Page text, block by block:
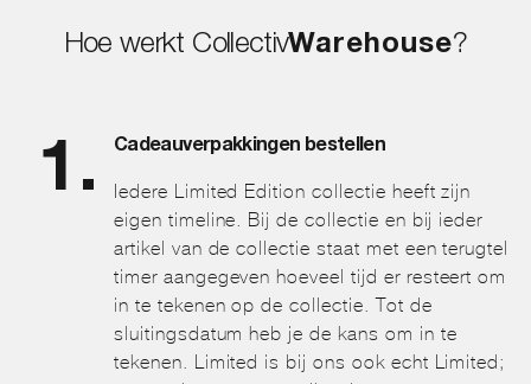
Hoe werkt CollectivWarehouse?
Cadeauverpakkingen bestellen
Iedere Limited Edition collectie heeft zijn
eigen timeline. Bij de collectie en bij ieder
artikel van de collectie staat met een terugtel
timer aangegeven hoeveel tijd er resteert om
in te tekenen op de collectie. Tot de
sluitingsdatum heb je de kans om in te
tekenen. Limited is bij ons ook echt Limited;